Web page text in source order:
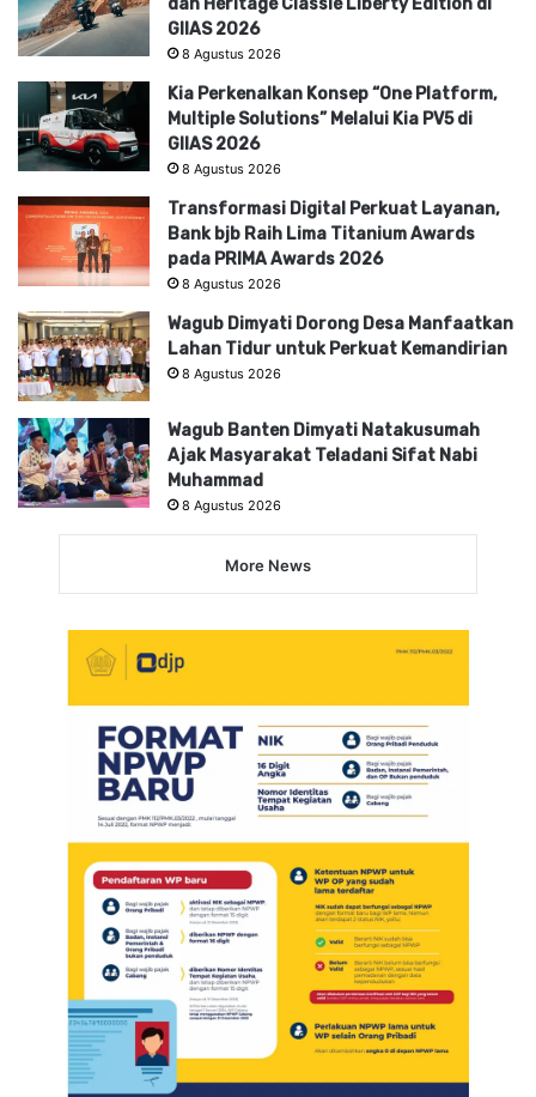
dan Heritage Classie Liberty Edition di
GIIAS 2026
8 Agustus 2026
Kia Perkenalkan Konsep “One Platform,
Multiple Solutions” Melalui Kia PV5 di
GIIAS 2026
8 Agustus 2026
Transformasi Digital Perkuat Layanan,
Bank bjb Raih Lima Titanium Awards
pada PRIMA Awards 2026
8 Agustus 2026
Wagub Dimyati Dorong Desa Manfaatkan
Lahan Tidur untuk Perkuat Kemandirian
8 Agustus 2026
Wagub Banten Dimyati Natakusumah
Ajak Masyarakat Teladani Sifat Nabi
Muhammad
8 Agustus 2026
More News